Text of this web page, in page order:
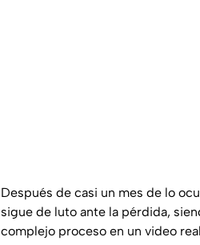
Después de casi un mes de lo
sigue de luto ante la pérdida,
complejo proceso en un video